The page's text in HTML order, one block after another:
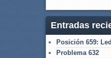
Entradas
Posición 659:
Problema 632